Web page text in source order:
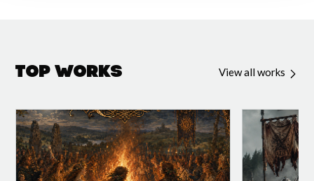
Top Works View all works